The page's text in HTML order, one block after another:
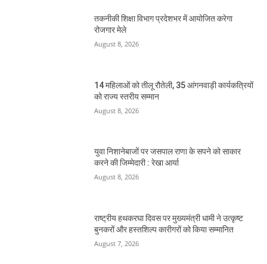
तकनीकी शिक्षा विभाग प्रदेशभर में आयोजित करेगा
रोजगार मेले
August 8, 2026
14 महिलाओं को तीलू रौतेली, 35 आंगनवाड़ी कार्यकत्रियों
को राज्य स्तरीय सम्मान
August 8, 2026
युवा निशानेबाजों पर जसपाल राणा के सपने को साकार
करने की जिम्मेदारी : रेखा आर्या
August 8, 2026
राष्ट्रीय हथकरघा दिवस पर मुख्यमंत्री धामी ने उत्कृष्ट
बुनकरों और हस्तशिल्प कारीगरों को किया सम्मानित
August 7, 2026